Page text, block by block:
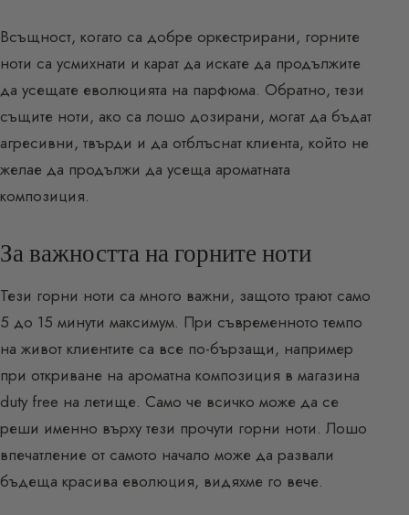
Всъщност, когато са добре оркестрирани, горните
ноти са усмихнати и карат да искате да продължите
да усещате еволюцията на парфюма. Обратно, тези
същите ноти, ако са лошо дозирани, могат да бъдат
агресивни, твърди и да отблъснат клиента, който не
желае да продължи да усеща ароматната
композиция.
За важността на горните ноти
Тези горни ноти са много важни, защото трают само
5 до 15 минути максимум. При съвременното темпо
на живот клиентите са все по-бързащи, например
при откриване на ароматна композиция в магазина
duty free на летище. Само че всичко може да се
реши именно върху тези прочути горни ноти. Лошо
впечатление от самото начало може да развали
бъдеща красива еволюция, видяхме го вече.